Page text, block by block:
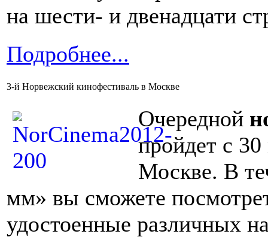
на шести- и двенадцати
Подробнее...
3-й Норвежский кинофестиваль в Москве
Очередной
пройдет с
Москве. В
мм» вы сможете
удостоенные различных